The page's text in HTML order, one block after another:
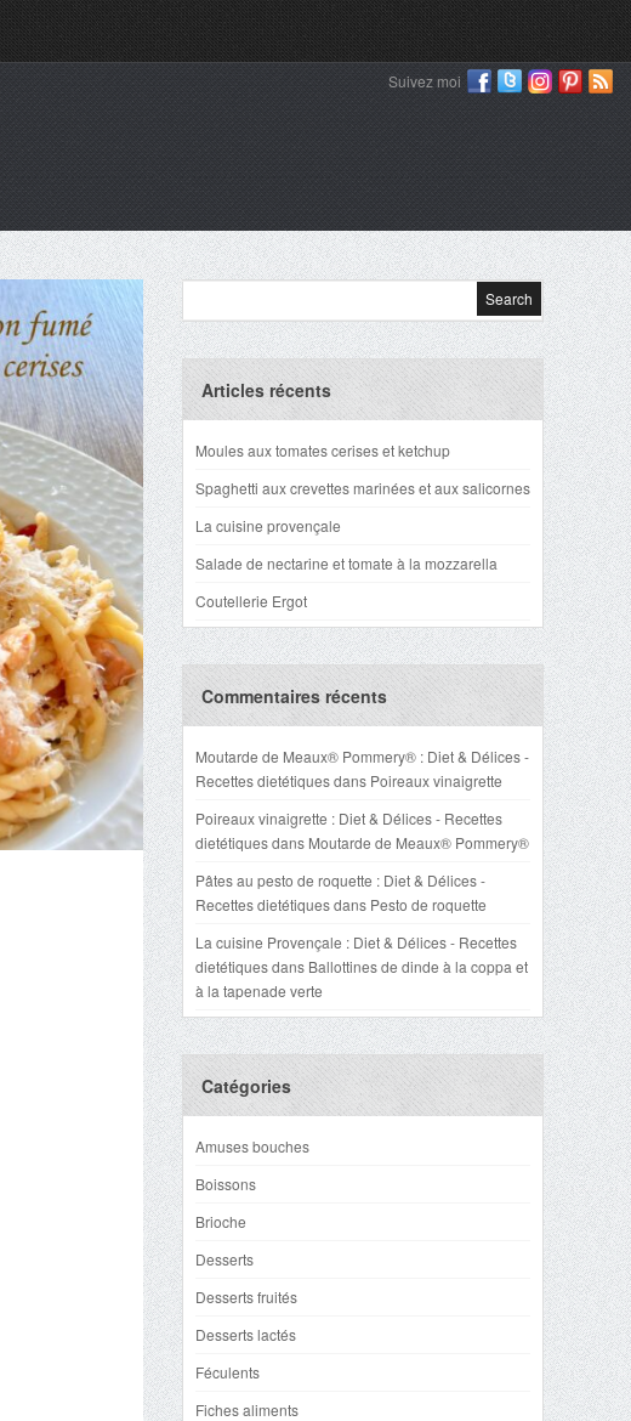
Suivez moi
Articles récents
Moules aux tomates cerises et ketchup
Spaghetti aux crevettes marinées et aux salicornes
La cuisine provençale
Salade de nectarine et tomate à la mozzarella
Coutellerie Ergot
Commentaires récents
Moutarde de Meaux® Pommery® : Diet & Délices -
Recettes dietétiquesdans Poireaux vinaigrette
Poireaux vinaigrette : Diet & Délices - Recettes
dietétiquesdans Moutarde de Meaux® Pommery®
Pâtes au pesto de roquette : Diet & Délices -
Recettes dietétiquesdans Pesto de roquette
La cuisine Provençale : Diet & Délices - Recettes
dietétiquesdans Ballottines de dinde à la coppa et
à la tapenade verte
Catégories
Amuses bouches
Boissons
Brioche
Desserts
Desserts fruités
Desserts lactés
Féculents
Fiches aliments